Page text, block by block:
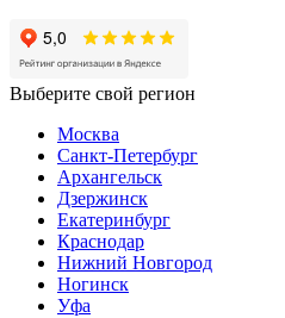
Выберите свой регион
Москва
Санкт-Петербург
Архангельск
Дзержинск
Екатеринбург
Краснодар
Нижний Новгород
Ногинск
Уфа